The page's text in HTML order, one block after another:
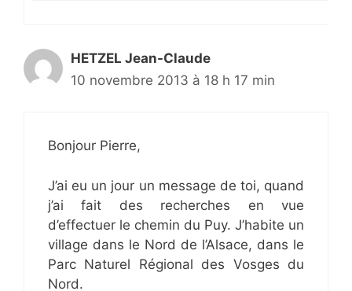
HETZEL Jean-Claude
10 novembre 2013 à 18 h 17 min
Bonjour Pierre,
J’ai eu un jour un message de toi, quand
j’ai fait des recherches en vue
d’effectuer le chemin du Puy. J’habite un
village dans le Nord de l’Alsace, dans le
Parc Naturel Régional des Vosges du
Nord.